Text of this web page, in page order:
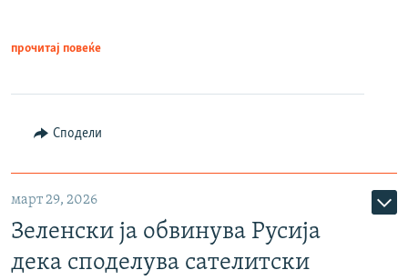
прочитај повеќе
Сподели
март 29, 2026
Зеленски ја обвинува Русија
дека споделува сателитски